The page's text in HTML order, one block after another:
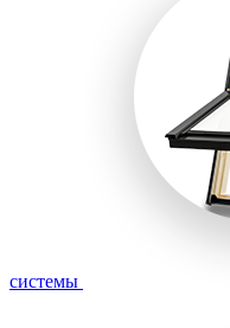
системы